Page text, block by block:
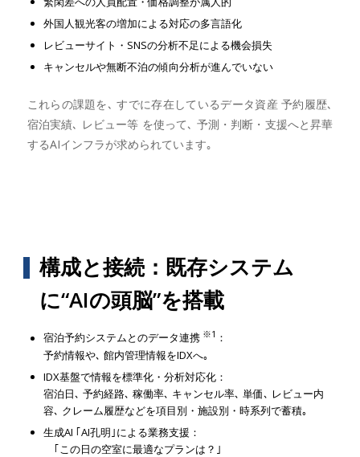
外国人観光客の増加による対応の多言語化
レビューサイト・SNSの分析不足による機会損失
キャンセルや無断不泊の傾向分析が進んでいない
これらの課題を､ すでに存在しているデータ資産 予約履歴､
宿泊実績､ レビュー等 を使って､ 予測・判断・支援へと昇華
するAIインフラが求められています｡
構成と接続：既存システム
に“AIの頭脳”を搭載
宿泊予約システムとのデータ連携 ※1 ：
予約情報や､ 館内管理情報をIDXへ｡
IDX基盤で情報を標準化・分析対応化：
宿泊日､ 予約経路､ 稼働率､ キャンセル率､ 単価､ レビュー内
容､ クレーム履歴などを項目別・施設別・時系列で蓄積｡
生成AI ｢AI孔明｣による業務支援：
｢この日の空室に最適なプランは？｣